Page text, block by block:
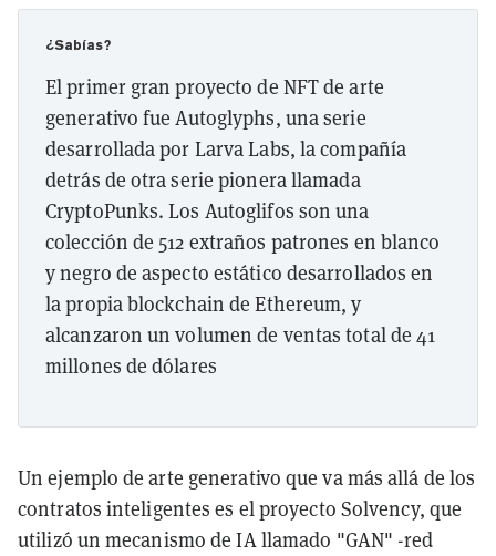
¿Sabías?
El primer gran proyecto de NFT de arte
generativo fue Autoglyphs, una serie
desarrollada por Larva Labs, la compañía
detrás de otra serie pionera llamada
CryptoPunks. Los Autoglifos son una
colección de 512 extraños patrones en blanco
y negro de aspecto estático desarrollados en
la propia blockchain de Ethereum, y
alcanzaron un volumen de ventas total de 41
millones de dólares
Un ejemplo de arte generativo que va más allá de los
contratos inteligentes es el proyecto Solvency, que
utilizó un mecanismo de IA llamado "GAN" -red